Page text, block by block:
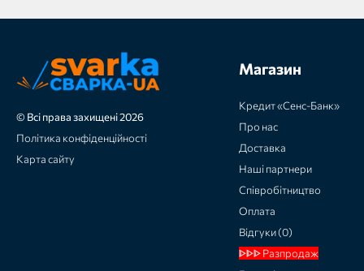
© Всі права захищені 2026
Політика конфіденційності
Карта сайту
Магазин
Кредит «Сенс-Банк»
Про нас
Доставка
Наші партнери
Співробітництво
Оплата
Відгуки (0)
ᐈᐈᐈ Разпродаж